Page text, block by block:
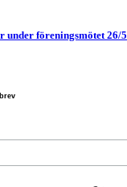
under föreningsmötet 26/5